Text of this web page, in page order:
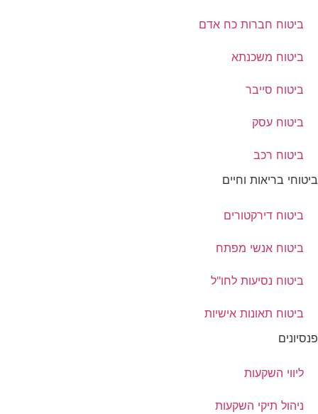
ביטוח חברות כח אדם
ביטוח משכנתא
ביטוח סייבר
ביטוח עסק
ביטוח רכב
ביטוחי בריאות וחיים
ביטוח דירקטורים
ביטוח אנשי מפתח
ביטוח נסיעות לחו"ל
ביטוח תאונות אישיות
פנסיונים
ליווי השקעות
ניהול תיקי השקעות